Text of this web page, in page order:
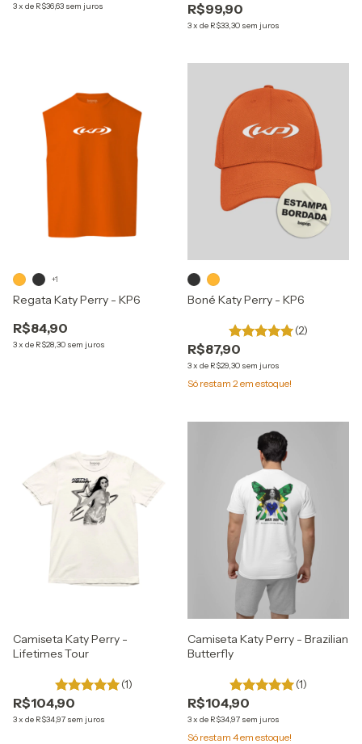
3x de R$36,63 sem juros R$99,90
3x de R$33,30 sem juros
Regata Katy Perry - KP6
R$84,90
3x de R$28,30 sem juros
+1
Boné Katy Perry - KP6
(2)
R$87,90
3x de R$29,30 sem juros
Só restam 2em estoque!
Camiseta Katy Perry -
Lifetimes Tour
(1)
R$104,90
3x de R$34,97 sem juros
Camiseta Katy Perry - Brazilian
Butterfly
(1)
R$104,90
3x de R$34,97 sem juros
Só restam 4em estoque!